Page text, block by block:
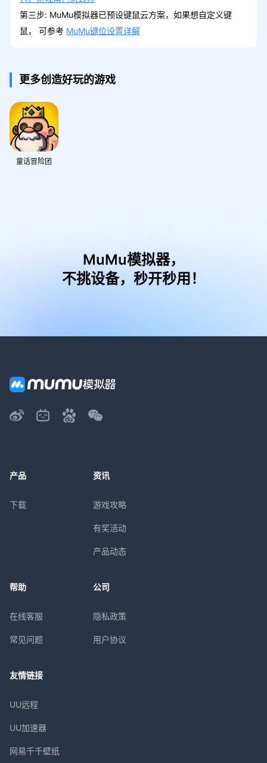
第三步: MuMu模拟器已预设键鼠云方案，如果想自定义键
鼠， 可参考 MuMu键位设置详解
更多创造好玩的游戏
童话冒险团
MuMu模拟器，
不挑设备，秒开秒用！
产品
下载
资讯
游戏攻略
有奖活动
产品动态
帮助
在线客服
常见问题
公司
隐私政策
用户协议
友情链接
UU远程
UU加速器
网易千千壁纸